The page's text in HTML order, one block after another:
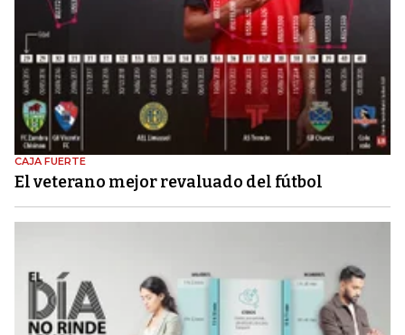
CAJA FUERTE
El veterano mejor revaluado del fútbol